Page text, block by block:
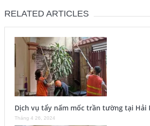
RELATED ARTICLES
Dịch vụ tẩy nấm mốc trần tường tại Hải
Tháng 4 26, 2024